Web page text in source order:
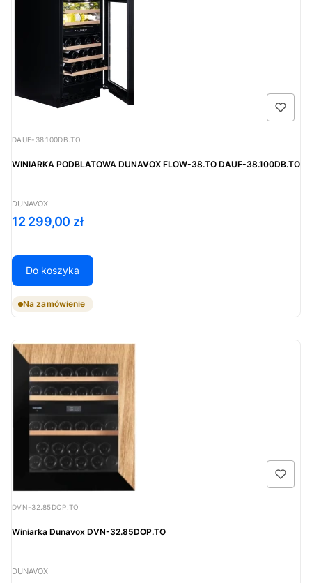
Kod produktu
DAUF-38.100DB.TO
WINIARKA PODBLATOWA DUNAVOX FLOW-38.TO DAUF-38.100DB.TO
PRODUCENT
DUNAVOX
Cena
12 299,00 zł
Do koszyka
Na zamówienie
Kod produktu
DVN-32.85DOP.TO
Winiarka Dunavox DVN-32.85DOP.TO
PRODUCENT
DUNAVOX